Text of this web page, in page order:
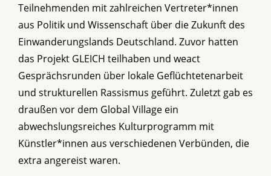
Teilnehmenden mit zahlreichen Vertreter*innen
aus Politik und Wissenschaft über die Zukunft des
Einwanderungslands Deutschland. Zuvor hatten
das Projekt GLEICH teilhaben und weact
Gesprächsrunden über lokale Geflüchtetenarbeit
und strukturellen Rassismus geführt. Zuletzt gab es
draußen vor dem Global Village ein
abwechslungsreiches Kulturprogramm mit
Künstler*innen aus verschiedenen Verbünden, die
extra angereist waren.